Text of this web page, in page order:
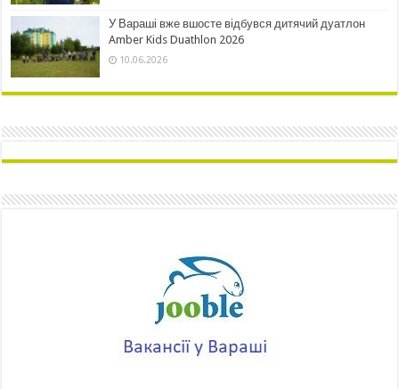
У Вараші вже вшосте відбувся дитячий дуатлон
Amber Kids Duathlon 2026
10.06.2026